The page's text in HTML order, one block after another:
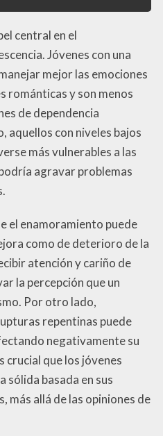
central en el
Jóvenes con una
mejor las emociones
románticas y son menos
de dependencia
aquellos con niveles bajos
más vulnerables a las
agravar problemas
el enamoramiento puede
como de deterioro de la
atención y cariño de
la percepción que un
Por otro lado,
repentinas puede
negativamente su
crucial que los jóvenes
sólida basada en sus
más allá de las opiniones de